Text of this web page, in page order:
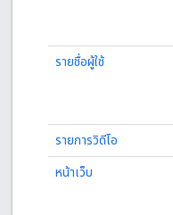
รายชื่อผู้ใช้
รายการวิดีโอ
หน้าเว็บ